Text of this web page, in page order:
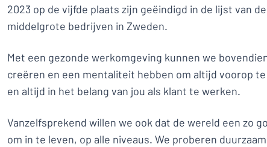
2023 op de vijfde plaats zijn geëindigd in de lijst van
middelgrote bedrijven in Zweden.
Met een gezonde werkomgeving kunnen we
creëren en een mentaliteit hebben om altijd voorop
en altijd in het belang van jou als klant te werken.
Vanzelfsprekend willen we ook dat de wereld een zo
om in te leven, op alle niveaus. We proberen